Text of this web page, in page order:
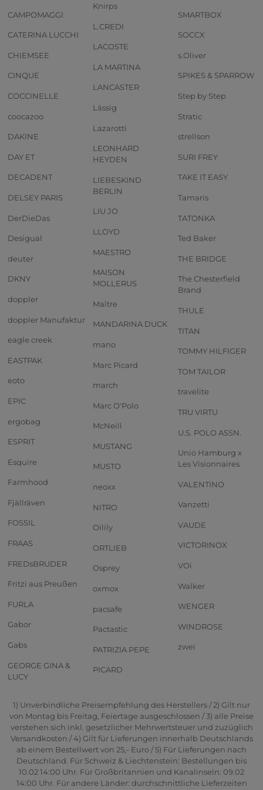
CAMPOMAGGI
CATERINA LUCCHI
CHIEMSEE
CINQUE
COCCINELLE
coocazoo
DAKINE
DAY ET
DECADENT
DELSEY PARIS
DerDieDas
Desigual
deuter
DKNY
doppler
doppler Manufaktur
eagle creek
EASTPAK
eoto
EPIC
ergobag
ESPRIT
Esquire
Farmhood
Fjällräven
FOSSIL
FRAAS
FREDsBRUDER
Fritzi aus Preußen
FURLA
Gabor
Gabs
GEORGE GINA &
LUCY
Knirps
L.CREDI
LACOSTE
LA MARTINA
LANCASTER
Lässig
Lazarotti
LEONHARD
HEYDEN
LIEBESKIND
BERLIN
LIU JO
LLOYD
MAESTRO
MAISON
MOLLERUS
Maître
MANDARINA DUCK
mano
Marc Picard
march
Marc O'Polo
McNeill
MUSTANG
MUSTO
neoxx
NITRO
Oilily
ORTLIEB
Osprey
oxmox
pacsafe
Pactastic
PATRIZIA PEPE
PICARD
SMARTBOX
SOCCX
s.Oliver
SPIKES & SPARROW
Step by Step
Stratic
strellson
SURI FREY
TAKE IT EASY
Tamaris
TATONKA
Ted Baker
THE BRIDGE
The Chesterfield
Brand
THULE
TITAN
TOMMY HILFIGER
TOM TAILOR
travelite
TRU VIRTU
U.S. POLO ASSN.
Unio Hamburg x
Les Visionnaires
VALENTINO
Vanzetti
VAUDE
VICTORINOX
VOi
Walker
WENGER
WINDROSE
zwei
1) Unverbindliche Preisempfehlung des Herstellers / 2) Gilt nur
von Montag bis Freitag, Feiertage ausgeschlossen / 3) alle Preise
verstehen sich inkl. gesetzlicher Mehrwertsteuer und zuzüglich
Versandkosten / 4) Gilt für Lieferungen innerhalb Deutschlands
ab einem Bestellwert von 25,- Euro / 5) Für Lieferungen nach
Deutschland. Für Schweiz & Liechtenstein: Bestellungen bis
10.02 14:00 Uhr. Für Großbritannien und Kanalinseln: 09.02
14:00 Uhr. Für andere Länder: durchschnittliche Lieferzeiten